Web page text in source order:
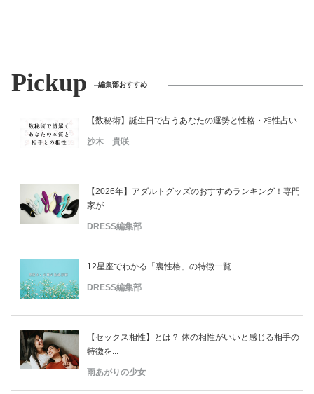
Pickup 編集部おすすめ
【数秘術】誕生日で占うあなたの運勢と性格・相性占い
沙木 貴咲
【2026年】アダルトグッズのおすすめランキング！専門
家が...
DRESS編集部
12星座でわかる「裏性格」の特徴一覧
DRESS編集部
【セックス相性】とは？ 体の相性がいいと感じる相手の
特徴を...
雨あがりの少女